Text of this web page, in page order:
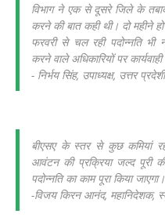
विभाग ने एक से दूसरे जिले के
करने की बात कही थी। दो महीने
फरवरी से चल रही पदोन्नति भी
करने वाले अधिकारियों पर कार्यवाही
- निर्भय सिंह, उपाध्यक्ष, उत्तर
बीएसए के स्तर से कुछ कमियां
आवंटन की प्रक्रिया जल्द पूरी
पदोन्नति का काम पूरा किया जाएगा।
-विजय किरन आनंद, महानिदेशक,